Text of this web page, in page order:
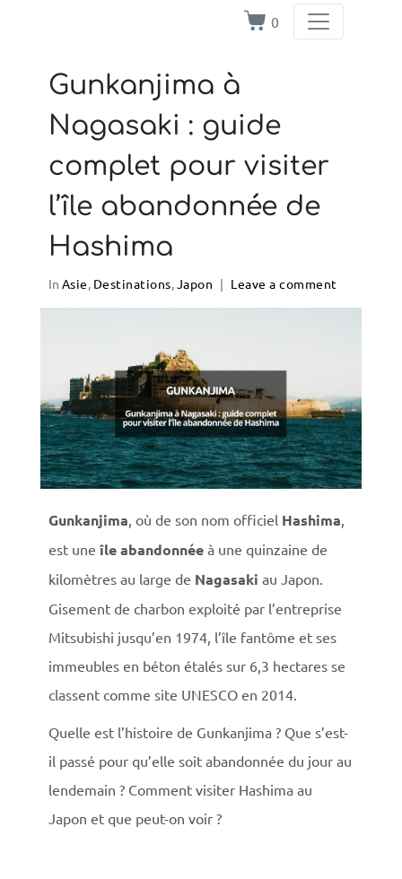
0
Gunkanjima à
Nagasaki : guide
complet pour visiter
l’île abandonnée de
Hashima
In Asie, Destinations,Japon Leave a comment
Gunkanjima, où de son nom officiel Hashima,
est une île abandonnéeà une quinzaine de
kilomètres au large de Nagasaki au Japon.
Gisement de charbon exploité par l’entreprise
Mitsubishi jusqu’en 1974, l’île fantôme et ses
immeubles en béton étalés sur 6,3 hectares se
classent comme site UNESCO en 2014.
Quelle est l’histoire de Gunkanjima ? Que s’est-
il passé pour qu’elle soit abandonnée du jour au
lendemain ? Comment visiter Hashima au
Japon et que peut-on voir ?